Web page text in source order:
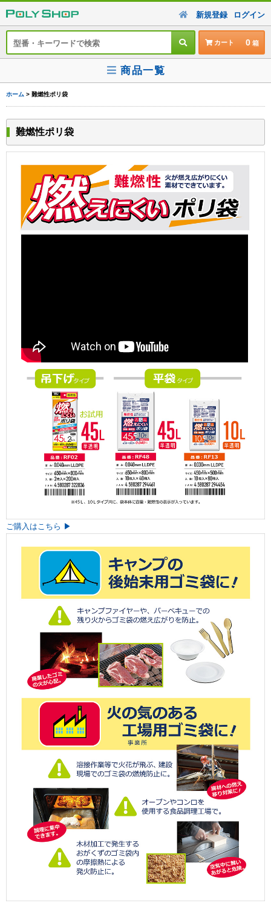
新規登録 ログイン
カート 0
商品一覧
ホーム > 難燃性ポリ袋
難燃性ポリ袋
ご購入はこちら ▶︎